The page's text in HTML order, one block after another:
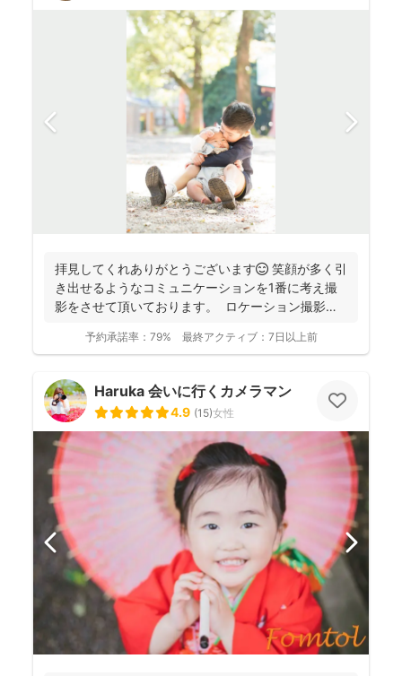
拝見してくれありがとうございます😊 笑顔が多く引
き出せるようなコミュニケーションを1番に考え撮
影をさせて頂いております。 ロケーション撮影も
予約承諾率： 79% 最終アクティブ： 7日以上前
Haruka 会いに行くカメラマン
4.9 (15)女性